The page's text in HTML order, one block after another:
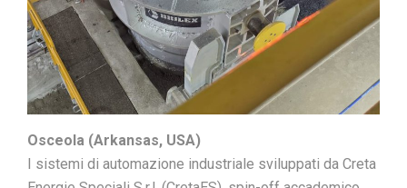
Osceola (Arkansas, USA)
I sistemi di automazione industriale sviluppati da Creta